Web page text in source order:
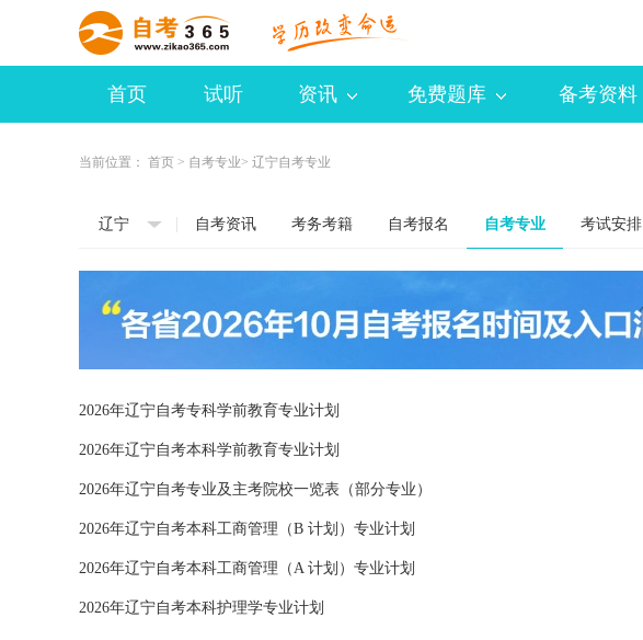
首页 试听 资讯 免费题库 备考资料
当前位置： 首页 > 自考专业> 辽宁自考专业
辽宁 自考资讯 考务考籍 自考报名 自考专业 考试安排
2026年辽宁自考专科学前教育专业计划
2026年辽宁自考本科学前教育专业计划
2026年辽宁自考专业及主考院校一览表（部分专业）
2026年辽宁自考本科工商管理（B 计划）专业计划
2026年辽宁自考本科工商管理（A 计划）专业计划
2026年辽宁自考本科护理学专业计划